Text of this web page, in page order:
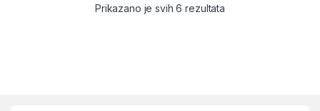
Prikazano je svih 6 rezultataSortirano po